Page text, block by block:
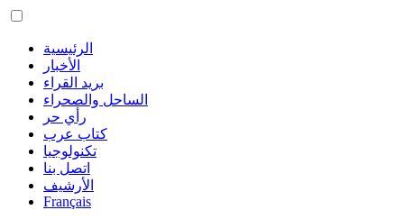
الرئيسية
الأخبار
بريد القراء
الساحل والصحراء
رأي حر
كتاب عرب
تكنولوجيا
اتصل بنا
الأرشيف
Français